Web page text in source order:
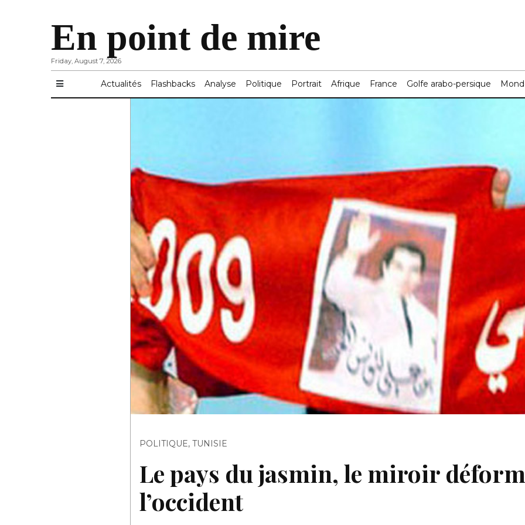
Friday, August 7, 2026
En point de mire
Actualités Flashbacks Analyse Politique Portrait Afrique France Golfe arabo-persique
POLITIQUE, TUNISIE
Le pays du jasmin, le miroir
l’occident